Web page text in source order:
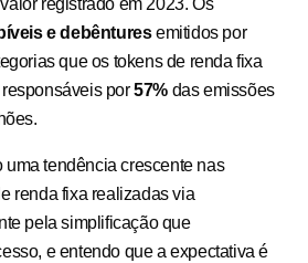
registrado em 2023. Os
e debênturesemitidos por
que os tokens de renda fixa
por57% das emissões
uma tendência crescente nas
renda fixa realizadas via
pela simplificação que
e entendo que a expectativa é